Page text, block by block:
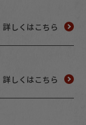
詳しくはこちら
詳しくはこちら